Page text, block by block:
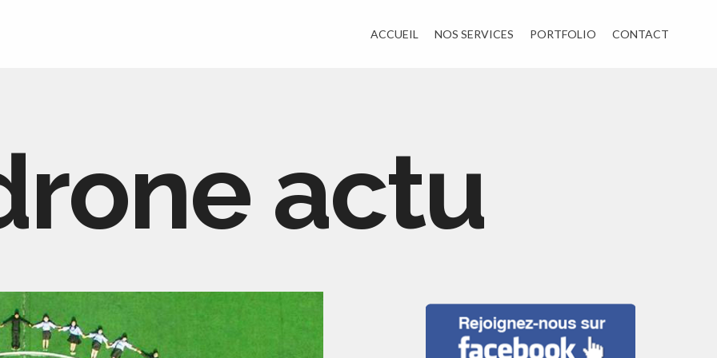
ACCUEIL NOS SERVICES PORTFOLIO CONTACT
actu